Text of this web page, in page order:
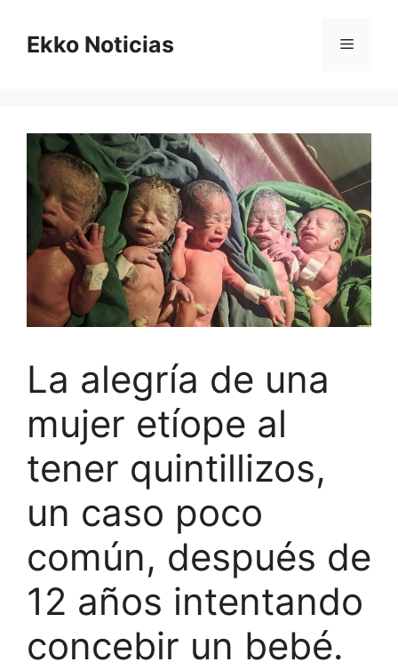
contenido
Ekko Noticias Menú
La alegría de una
mujer etíope al
tener quintillizos,
un caso poco
común, después de
12 años intentando
concebir un bebé.